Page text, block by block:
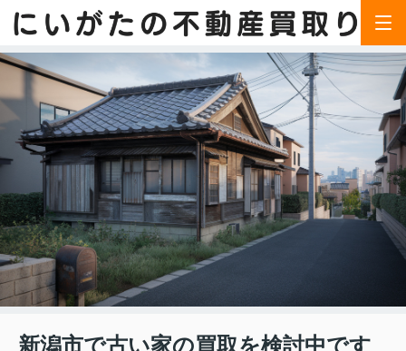
新潟市で古い家の買取を検討中です